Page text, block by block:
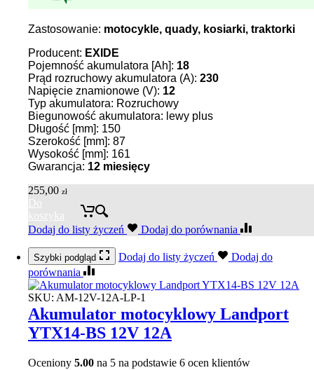
Zastosowanie: motocykle, quady, kosiarki, traktorki
Producent: EXIDE
Pojemność akumulatora [Ah]: 18
Prąd rozruchowy akumulatora (A): 230
Napięcie znamionowe (V): 12
Typ akumulatora: Rozruchowy
Biegunowość akumulatora: lewy plus
Długość [mm]: 150
Szerokość [mm]: 87
Wysokość [mm]: 161
Gwarancja: 12 miesięcy
255,00 zł
Do
koszyka
Dodaj do listy życzeń
Dodaj do porównania
Szybki podgląd Dodaj do listy życzeń
Dodaj do
porównania
SKU: AM-12V-12A-LP-1
Akumulator motocyklowy Landport
YTX14-BS 12V 12A
Oceniony 5.00 na 5 na podstawie 6 ocen klientów